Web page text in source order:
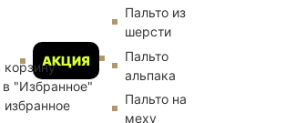
АКЦИЯ
Пальто из
шерсти
Пальто
альпака
Пальто на
меху
корзину
"Избранное"
избранное